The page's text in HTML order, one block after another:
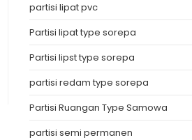
partisi lipat pvc
Partisi lipat type sorepa
Partisi lipst type sorepa
partisi redam type sorepa
Partisi Ruangan Type Samowa
partisi semi permanen